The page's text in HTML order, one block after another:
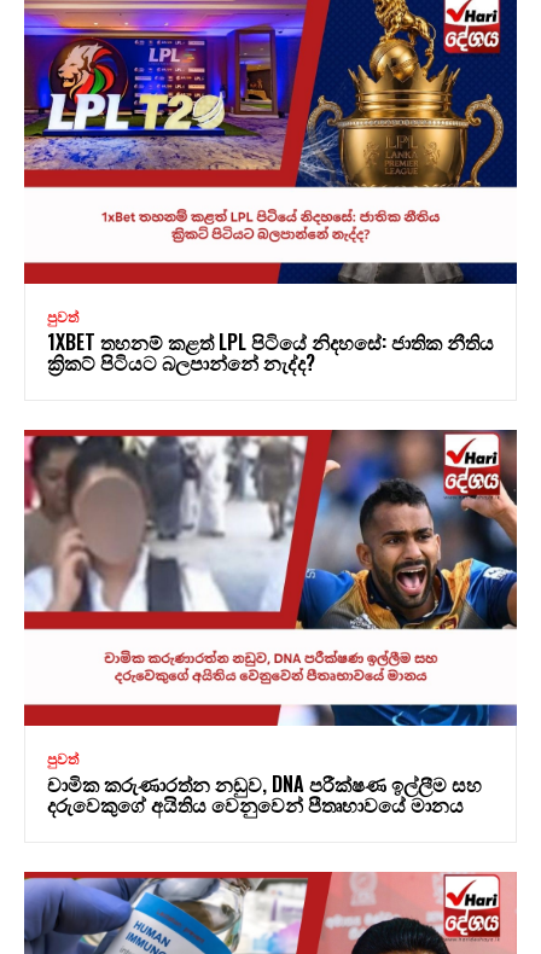
පුවත්
1XBET තහනම් කළත් LPL පිටියේ නිදහසේ: ජාතික නීතිය
ක්‍රිකට් පිටියට බලපාන්නේ නැද්ද?
පුවත්
චාමික කරුණාරත්න නඩුව, DNA පරීක්ෂණ ඉල්ලීම සහ
දරුවෙකුගේ අයිතිය වෙනුවෙන් පීතෘභාවයේ මානය